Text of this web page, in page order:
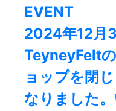
EVENT
2024年12月
TeyneyFelt
ョップを閉
なりました